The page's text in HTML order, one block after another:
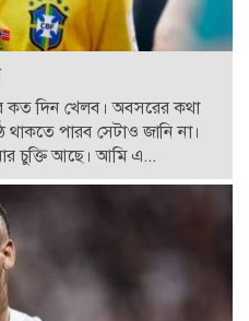
কত দিন খেলব। অবসরের কথা
পারব সেটাও জানি না।
চুক্তি আছে। আমি এ...